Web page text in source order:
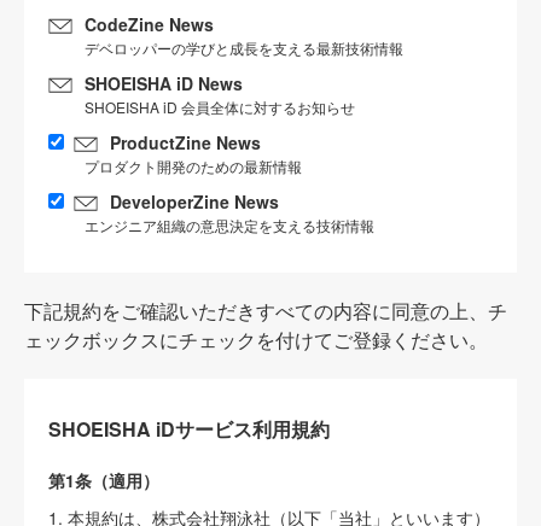
CodeZine News
デベロッパーの学びと成長を支える最新技術情報
SHOEISHA iD News
SHOEISHA iD 会員全体に対するお知らせ
ProductZine News
プロダクト開発のための最新情報
DeveloperZine News
エンジニア組織の意思決定を支える技術情報
下記規約をご確認いただきすべての内容に同意の上、チ
ェックボックスにチェックを付けてご登録ください。
SHOEISHA iDサービス利用規約
第1条（適用）
1. 本規約は、株式会社翔泳社（以下「当社」といいます）